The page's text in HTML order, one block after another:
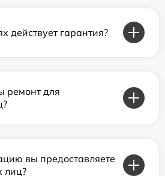
действует гарантия?
ремонт для
вы предоставляете
лиц?